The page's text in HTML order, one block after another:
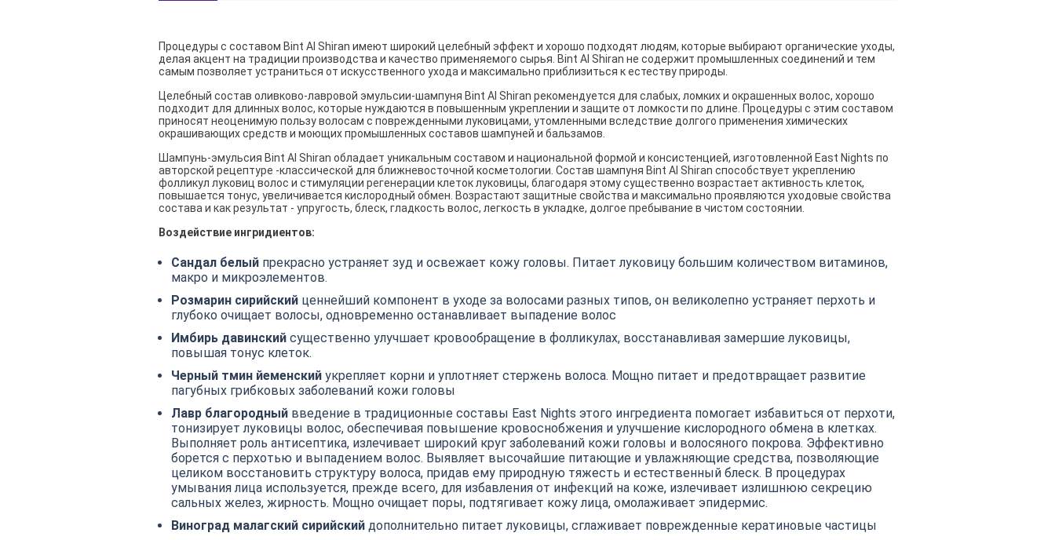
Процедуры с составом Bint Al Shiran имеют широкий целебный эффект и хорошо подходят людям, которые выбирают органические уходы,
делая акцент на традиции производства и качество применяемого сырья. Bint Al Shiran не содержит промышленных соединений и тем
самым позволяет устраниться от искусственного ухода и максимально приблизиться к естеству природы.
Целебный состав оливково-лавровой эмульсии-шампуня Bint Al Shiran рекомендуется для слабых, ломких и окрашенных волос, хорошо
подходит для длинных волос, которые нуждаются в повышенным укреплении и защите от ломкости по длине. Процедуры с этим составом
приносят неоценимую пользу волосам с поврежденными луковицами, утомленными вследствие долгого применения химических
окрашивающих средств и моющих промышленных составов шампуней и бальзамов.
Шампунь-эмульсия Bint Al Shiran обладает уникальным составом и национальной формой и консистенцией, изготовленной East Nights по
авторской рецептуре -классической для ближневосточной косметологии. Состав шампуня Bint Al Shiran способствует укреплению
фолликул луковиц волос и стимуляции регенерации клеток луковицы, благодаря этому существенно возрастает активность клеток,
повышается тонус, увеличивается кислородный обмен. Возрастают защитные свойства и максимально проявляются уходовые свойства
состава и как результат - упругость, блеск, гладкость волос, легкость в укладке, долгое пребывание в чистом состоянии.
Воздействие ингридиентов:
Сандал белый прекрасно устраняет зуд и освежает кожу головы. Питает луковицу большим количеством витаминов,
макро и микроэлементов.
Розмарин сирийский ценнейший компонент в уходе за волосами разных типов, он великолепно устраняет перхоть и
глубоко очищает волосы, одновременно останавливает выпадение волос
Имбирь давинский существенно улучшает кровообращение в фолликулах, восстанавливая замершие луковицы,
повышая тонус клеток.
Черный тмин йеменский укрепляет корни и уплотняет стержень волоса. Мощно питает и предотвращает развитие
пагубных грибковых заболеваний кожи головы
Лавр благородный введение в традиционные составы East Nights этого ингредиента помогает избавиться от перхоти,
тонизирует луковицы волос, обеспечивая повышение кровоснобжения и улучшение кислородного обмена в клетках.
Выполняет роль антисептика, излечивает широкий круг заболеваний кожи головы и волосяного покрова. Эффективно
борется с перхотью и выпадением волос. Выявляет высочайшие питающие и увлажняющие средства, позволяющие
целиком восстановить структуру волоса, придав ему природную тяжесть и естественный блеск. В процедурах
умывания лица используется, прежде всего, для избавления от инфекций на коже, излечивает излишнюю секрецию
сальных желез, жирность. Мощно очищает поры, подтягивает кожу лица, омолаживает эпидермис.
Виноград малагский сирийскийдополнительно питает луковицы, сглаживает поврежденные кератиновые частицы